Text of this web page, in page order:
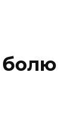
болю